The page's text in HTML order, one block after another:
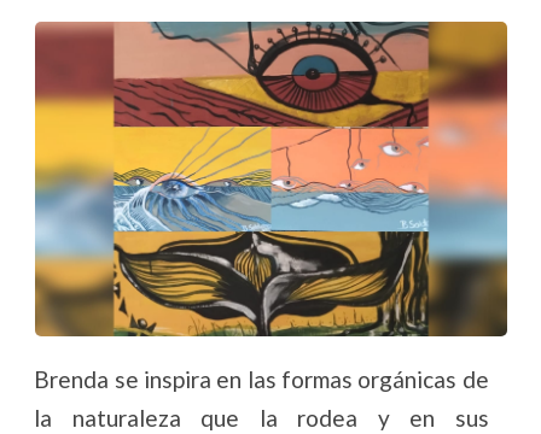
Brenda se inspira en las formas orgánicas de
la naturaleza que la rodea y en sus